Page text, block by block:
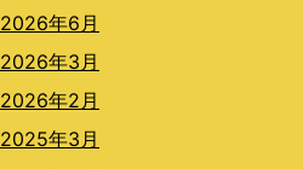
2026年6月
2026年3月
2026年2月
2025年3月